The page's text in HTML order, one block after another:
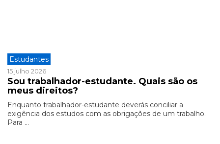
Estudantes
15 julho 2026
Sou trabalhador-estudante. Quais são os
meus direitos?
Enquanto trabalhador-estudante deverás conciliar a
exigência dos estudos com as obrigações de um trabalho.
Para ...